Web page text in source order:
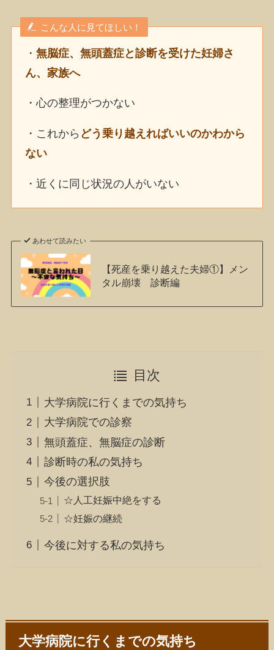
こんな人に見てほしい！
・無脳症、無頭蓋症と診断を受けた妊婦さ
ん、家族へ
・心の整理がつかない
・これから どう乗り越えればいいのかわから
ない
・近くに同じ状況の人がいない
あわせて読みたい
【死産を乗り越えた夫婦①】メン
タル崩壊 診断編
目次
大学病院に行くまでの気持ち
大学病院での診察
無頭蓋症、無脳症の診断
診断時の私の気持ち
今後の選択肢
☆人工妊娠中絶をする
☆妊娠の継続
今後に対する私の気持ち
大学病院に行くまでの気持ち